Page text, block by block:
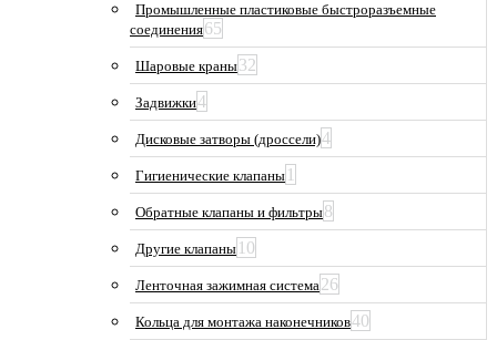
Промышленные пластиковые быстроразъемные
соединения65
Шаровые краны32
Задвижки4
Дисковые затворы (дроссели)4
Гигиенические клапаны 1
Обратные клапаны и фильтры8
Другие клапаны 10
Ленточная зажимная система26
Кольца для монтажа наконечников40